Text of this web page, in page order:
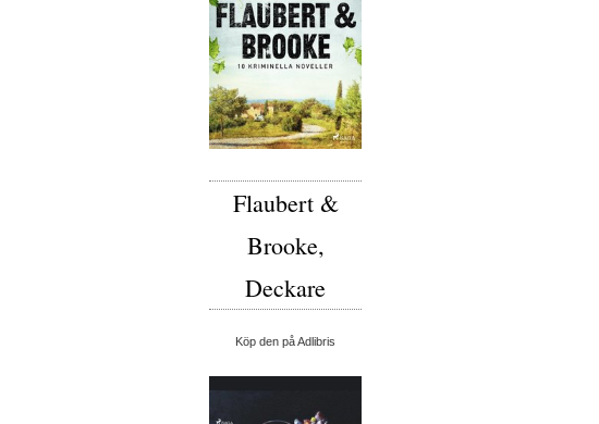
Flaubert &
Brooke,
Deckare
Köp den på Adlibris